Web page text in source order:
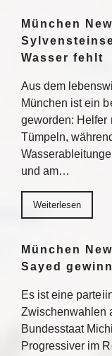
München
Wasser fehlt
Aus dem
München ist ein
geworden: Helfer
Tümpeln,
und am…
Weiterlesen
München
Sayed
Es ist eine
Zwischenwahlen
Bundesstaat
Progressiver im